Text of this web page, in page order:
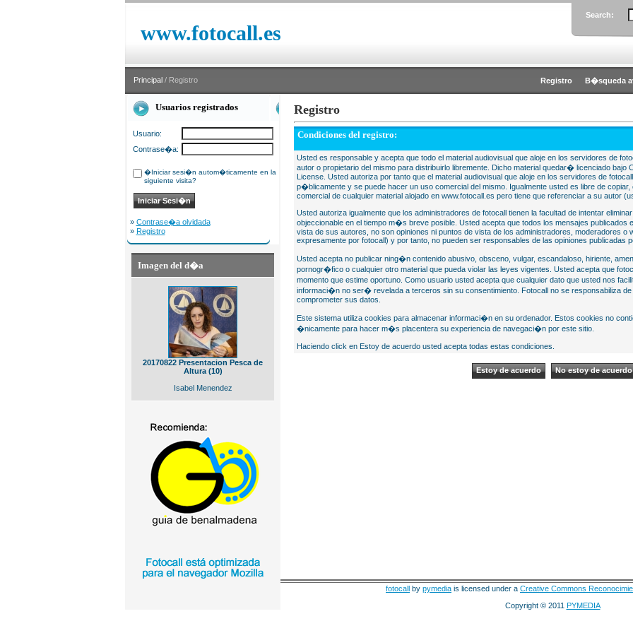
www.fotocall.es
Search:
Principal / Registro Registro B�squeda
Usuarios registrados
Usuario:
Contrase�a:
�Iniciar sesi�n autom�ticamente en la
siguiente visita?
» Contrase�a olvidada
» Registro
Imagen del d�a
20170822 Presentacion Pesca de
Altura (10)
Isabel Menendez
Registro
Condiciones del registro:
Usted es responsable y acepta que todo el material audiovisual que aloje en los servidores de
autor o propietario del mismo para distribuirlo libremente. Dicho material quedar� licenciado
License. Usted autoriza por tanto que el material audiovisual que aloje en los servidores de
p�blicamente y se puede hacer un uso comercial del mismo. Igualmente usted es libre de
comercial de cualquier material alojado en www.fotocall.es pero tiene que referenciar a su autor
Usted autoriza igualmente que los administradores de fotocall tienen la facultad de intentar
objeccionable en el tiempo m�s breve posible. Usted acepta que todos los mensajes publicados
vista de sus autores, no son opiniones ni puntos de vista de los administradores, moderadores
expresamente por fotocall) y por tanto, no pueden ser responsables de las opiniones publicadas
Usted acepta no publicar ning�n contenido abusivo, obsceno, vulgar, escandaloso, hiriente,
pornogr�fico o cualquier otro material que pueda violar las leyes vigentes. Usted acepta que
momento que estime oportuno. Como usuario usted acepta que cualquier dato que usted nos
informaci�n no ser� revelada a terceros sin su consentimiento. Fotocall no se responsabiliza
comprometer sus datos.
Este sistema utiliza cookies para almacenar informaci�n en su ordenador. Estos cookies no
�nicamente para hacer m�s placentera su experiencia de navegaci�n por este sitio.
Haciendo click en Estoy de acuerdo usted acepta todas estas condiciones.
fotocall by pymedia is licensed under a Creative Commons
Copyright © 2011 PYMEDIA